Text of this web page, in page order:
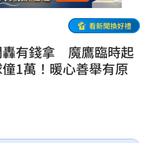
看新聞換好禮
轟有錢拿 魔鷹臨時起
1萬！暖心善舉有原